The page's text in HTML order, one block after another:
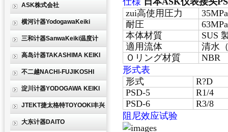
ASK株式会社
横河计器YodogawaKeiki
三和计器SanwaKeiki温度计
高岛计器TAKASHIMA KEIKI
不二越NACHI-FUJIKOSHI
淀川计器YODOGAWA KEIKI
JTEKT捷太格特TOYOOKI丰兴
大东计器DAITO
zui高使用圧力
35MPa
耐圧
63MPa
本体材質
SUS
適用流体
清水
Ｏリング材質
NBR
形式表
形式
R?D
PSD-5
R1/4
PSD-6
R3/8
阻尼效应试验